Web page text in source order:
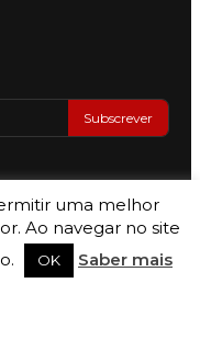
Subscrever
LDA — All Rights
uma melhor
Ao navegar no site
OK Saber mais